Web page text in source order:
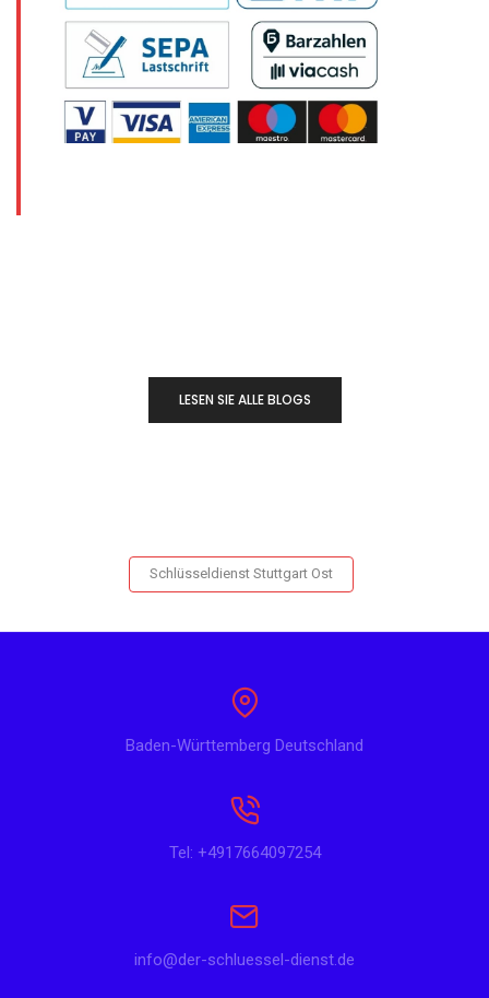
LESEN SIE ALLE BLOGS
Schlüsseldienst Stuttgart Ost
Baden-Württemberg Deutschland
Tel: +4917664097254
info@der-schluessel-dienst.de